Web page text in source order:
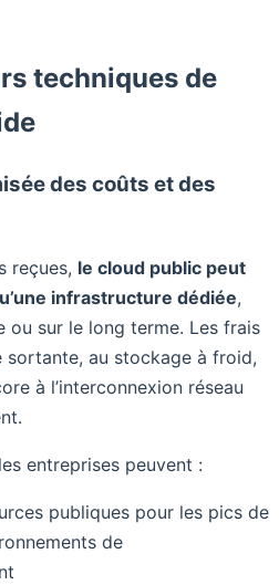
techniques de
des coûts et des
reçues, le cloud public peut
infrastructure dédiée,
ou sur le long terme. Les frais
sortante, au stockage à froid,
à l’interconnexion réseau
entreprises peuvent :
publiques pour les pics de
de